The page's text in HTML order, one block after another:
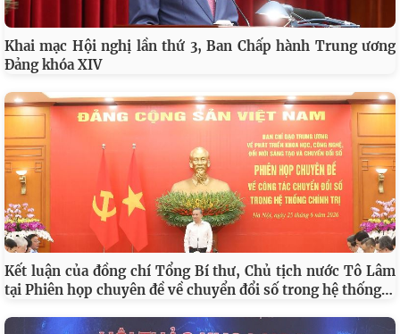
Khai mạc Hội nghị lần thứ 3, Ban Chấp hành Trung ương
Đảng khóa XIV
Kết luận của đồng chí Tổng Bí thư, Chủ tịch nước Tô Lâm
tại Phiên họp chuyên đề về chuyển đổi số trong hệ thống…